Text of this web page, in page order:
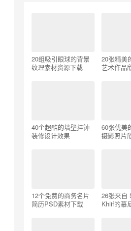
20组吸引眼球的背景
纹理素材资源下载
20张精美
艺术作品
40个超酷的墙壁挂钟
装修设计效果
60张优美
摄影照片
12个免费的商务名片
简历PSD素材下载
26张来自
Khlif的慕